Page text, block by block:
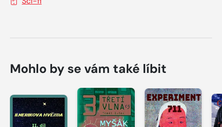
Mohlo by se vám také líbit